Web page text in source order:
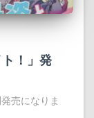
！」発
売になりま